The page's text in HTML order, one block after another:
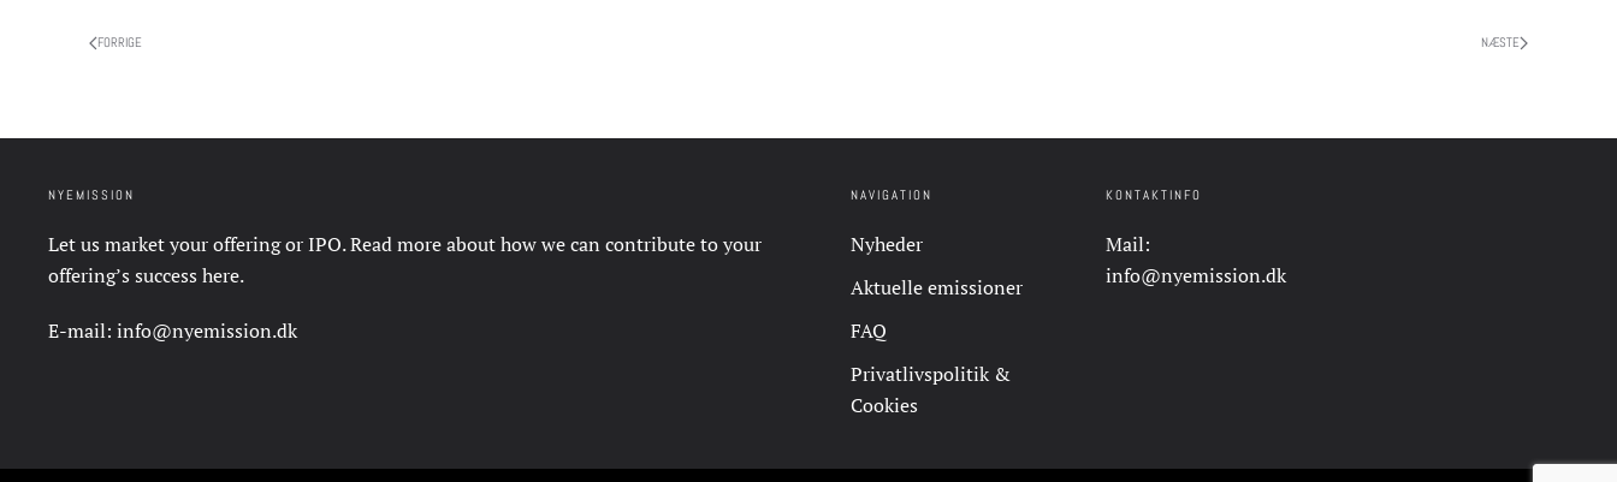
FORRIGE NÆSTE
NYEMISSION
Let us market your offering or IPO. Read more about how we can contribute to your
offering’s success here.
E-mail: info@nyemission.dk
NAVIGATION
Nyheder
Aktuelle emissioner
FAQ
Privatlivspolitik &
Cookies
KONTAKTINFO
Mail:
info@nyemission.dk